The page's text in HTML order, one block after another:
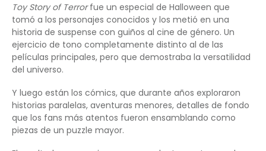
Toy Story of Terrorfue un especial de Halloween que
tomó a los personajes conocidos y los metió en una
historia de suspense con guiños al cine de género. Un
ejercicio de tono completamente distinto al de las
películas principales, pero que demostraba la versatilidad
del universo.
Y luego están los cómics, que durante años exploraron
historias paralelas, aventuras menores, detalles de fondo
que los fans más atentos fueron ensamblando como
piezas de un puzzle mayor.